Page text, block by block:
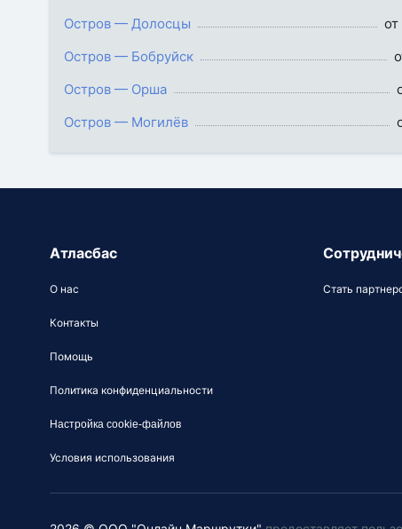
Остров — Долосцы
Остров — Бобруйск
Остров — Орша
Остров — Могилёв
Атласбас
О нас
Контакты
Помощь
Политика конфиденциальности
Настройка cookie-файлов
Условия использования
Стать